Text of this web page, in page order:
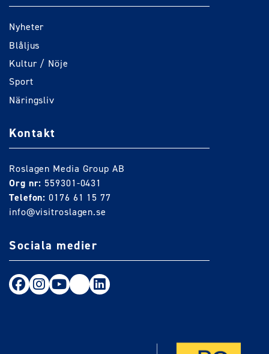
Nyheter
Blåljus
Kultur / Nöje
Sport
Näringsliv
Kontakt
Roslagen Media Group AB
Org nr: 559301-0431
Telefon: 0176 61 15 77
info@visitroslagen.se
Sociala medier
Följ oss på Facebook
Följ oss på Instagram
Följ oss på Youtube
TikTokLinkedIn